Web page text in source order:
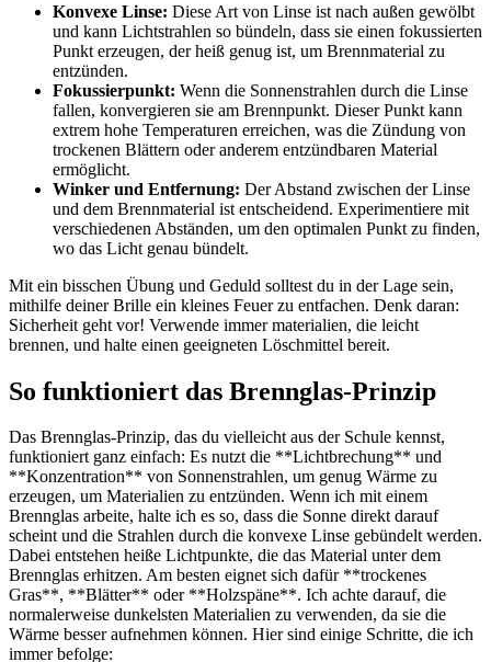
Konvexe Linse: Diese Art von Linse ist nach außen gewölbt
und kann Lichtstrahlen so bündeln, dass sie einen fokussierten
Punkt erzeugen, der heiß genug ist, um Brennmaterial zu
entzünden.
Fokussierpunkt: Wenn die Sonnenstrahlen‌ durch die Linse
fallen, konvergieren sie am Brennpunkt. ⁤Dieser Punkt‍ kann
extrem⁢ hohe Temperaturen erreichen, was ⁣die Zündung von
trockenen⁢ Blättern oder anderem entzündbaren Material
ermöglicht.
Winker und Entfernung: Der ⁢Abstand ⁤zwischen der​ Linse
und dem Brennmaterial ist entscheidend. ​Experimentiere mit
verschiedenen‌ Abständen, um den‌ optimalen Punkt zu finden,
wo das Licht‌ genau bündelt.
Mit ein bisschen Übung und Geduld⁤ solltest du in der Lage‌ sein,
mithilfe deiner Brille ein kleines Feuer zu⁢ entfachen. Denk daran:
Sicherheit geht vor! Verwende ⁤immer materialien, die leicht
brennen, und halte⁢ einen geeigneten Löschmittel bereit.
So funktioniert das Brennglas-Prinzip
Das Brennglas-Prinzip, ⁢das du vielleicht aus der Schule ⁢kennst,
funktioniert ganz einfach: Es nutzt die **Lichtbrechung** und
**Konzentration** von Sonnenstrahlen, um genug Wärme zu⁣
erzeugen, um Materialien zu entzünden. Wenn ich mit einem
Brennglas arbeite, halte ich es so, dass die Sonne direkt‍ darauf
scheint und die Strahlen durch die konvexe ​Linse gebündelt werden.
Dabei entstehen heiße Lichtpunkte, die das Material unter dem
Brennglas erhitzen. Am besten eignet sich dafür **trockenes
Gras**, **Blätter** oder **Holzspäne**.⁣ Ich achte darauf, die
normalerweise dunkelsten Materialien zu ⁤verwenden, ‌da sie die
Wärme besser aufnehmen können.⁣ Hier sind⁤ einige Schritte, die ich
immer befolge: